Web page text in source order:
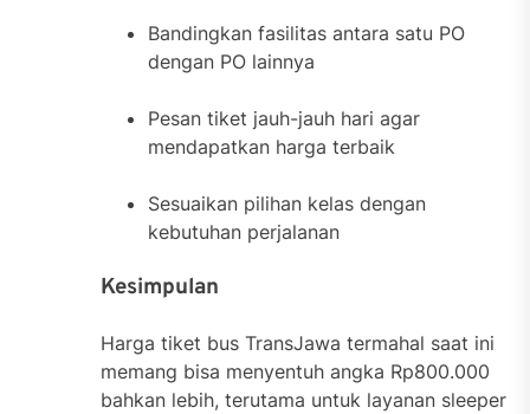
Bandingkan fasilitas antara satu PO
dengan PO lainnya
Pesan tiket jauh-jauh hari agar
mendapatkan harga terbaik
Sesuaikan pilihan kelas dengan
kebutuhan perjalanan
Kesimpulan
Harga tiket bus TransJawa termahal saat ini
memang bisa menyentuh angka Rp800.000
bahkan lebih, terutama untuk layanan sleeper